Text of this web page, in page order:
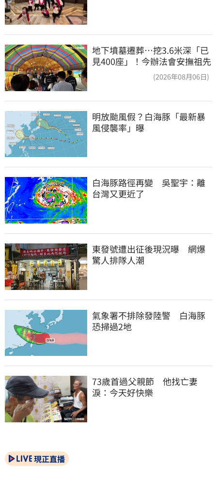
地下墳墓遷葬…挖3.6米深「已
見400座」！今辦法會安撫祖先
(2026年08月06日)
明放颱風假？白海豚「最新暴
風侵襲率」曝
白海豚路徑再變　吳聖宇：離
台灣又更近了
東發號遭出征後現況曝　網爆
驚人排隊人潮
氣象署不排除發陸警　白海豚
恐掃過2地
73歲首過父親節　他找亡妻
淚：今天好快樂
現正直播